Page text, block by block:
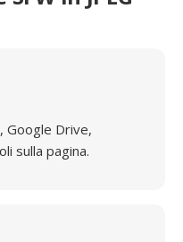
Google Drive,
sulla pagina.